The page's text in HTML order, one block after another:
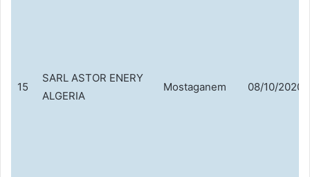
15
SARL ASTOR ENERY
ALGERIA
Mostaganem 08/10/2020